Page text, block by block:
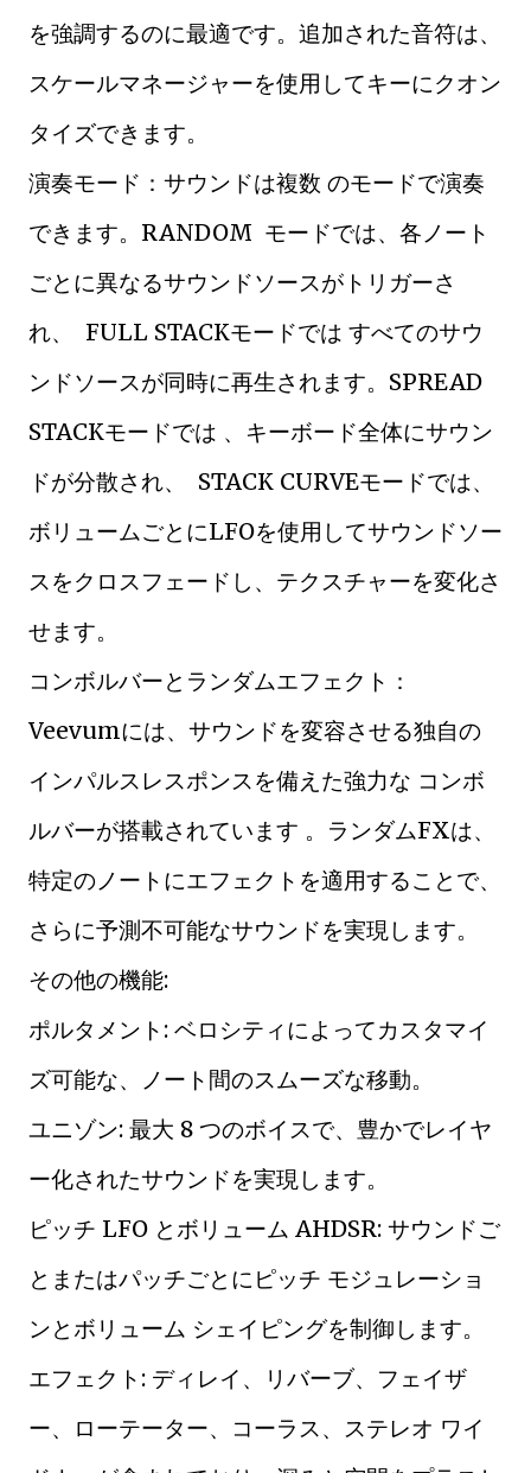
を強調するのに最適です。追加された音符は、
スケールマネージャーを使用してキーにクオン
タイズできます。
演奏モード：サウンドは複数 のモードで演奏
できます。RANDOM モードでは、各ノート
ごとに異なるサウンドソースがトリガーさ
れ、 FULL STACKモードでは すべてのサウ
ンドソースが同時に再生されます。SPREAD
STACKモードでは 、キーボード全体にサウン
ドが分散され、 STACK CURVEモードでは、
ボリュームごとにLFOを使用してサウンドソー
スをクロスフェードし、テクスチャーを変化さ
せます。
コンボルバーとランダムエフェクト：
Veevumには、サウンドを変容させる独自の
インパルスレスポンスを備えた強力な コンボ
ルバーが搭載されています 。ランダムFXは、
特定のノートにエフェクトを適用することで、
さらに予測不可能なサウンドを実現します。
その他の機能:
ポルタメント: ベロシティによってカスタマイ
ズ可能な、ノート間のスムーズな移動。
ユニゾン: 最大 8 つのボイスで、豊かでレイヤ
ー化されたサウンドを実現します。
ピッチ LFO とボリューム AHDSR: サウンドご
とまたはパッチごとにピッチ モジュレーショ
ンとボリューム シェイピングを制御します。
エフェクト: ディレイ、リバーブ、フェイザ
ー、ローテーター、コーラス、ステレオ ワイ